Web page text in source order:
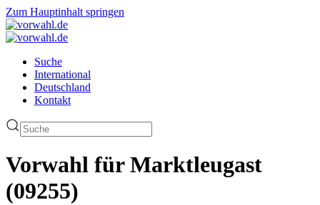
Zum Hauptinhalt springen
Suche
International
Deutschland
Kontakt
Vorwahl für Marktleugast
(09255)